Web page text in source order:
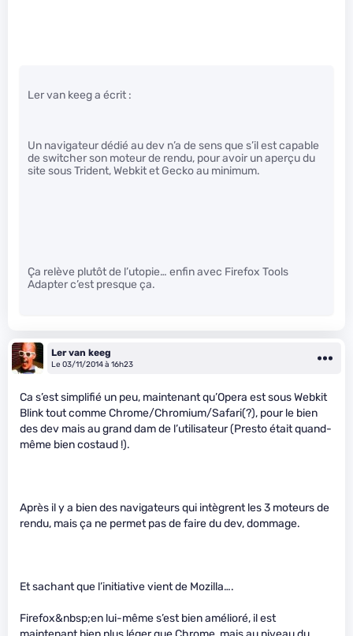
Ler van keeg a écrit :
Un navigateur dédié au dev n’a de sens que s’il est capable
de switcher son moteur de rendu, pour avoir un aperçu du
site sous Trident, Webkit et Gecko au minimum.
Ça relève plutôt de l’utopie… enfin avec Firefox Tools
Adapter c’est presque ça.
Ler van keeg
Le 03/11/2014 à 16h23
Ca s’est simplifié un peu, maintenant qu’Opera est sous Webkit
Blink tout comme Chrome/Chromium/Safari(?), pour le bien
des dev mais au grand dam de l’utilisateur (Presto était quand-
même bien costaud !).
Après il y a bien des navigateurs qui intègrent les 3 moteurs de
rendu, mais ça ne permet pas de faire du dev, dommage.
Et sachant que l’initiative vient de Mozilla….
Firefox&nbsp;en lui-même s’est bien amélioré, il est